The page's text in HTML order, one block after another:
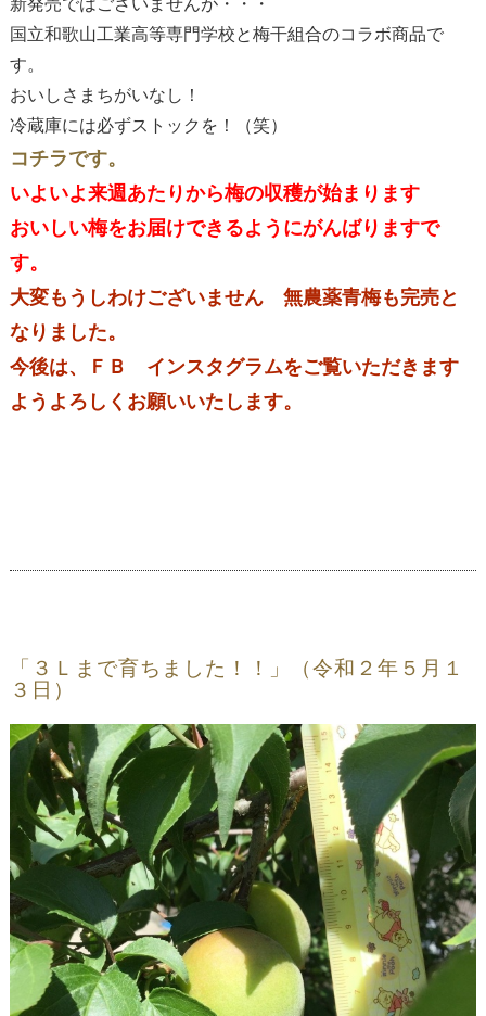
国立和歌山工業高等専門学校と梅干組合のコラボ商品で
す。
おいしさまちがいなし！
冷蔵庫には必ずストックを！（笑）
コチラです。
いよいよ来週あたりから梅の収穫が始まります
おいしい梅をお届けできるようにがんばりますで
す。
大変もうしわけございません 無農薬青梅も完売と
なりました。
今後は、ＦＢ インスタグラムをご覧いただきます
ようよろしくお願いいたします。
「３Ｌまで育ちました！！」（令和２年５月１
３日）